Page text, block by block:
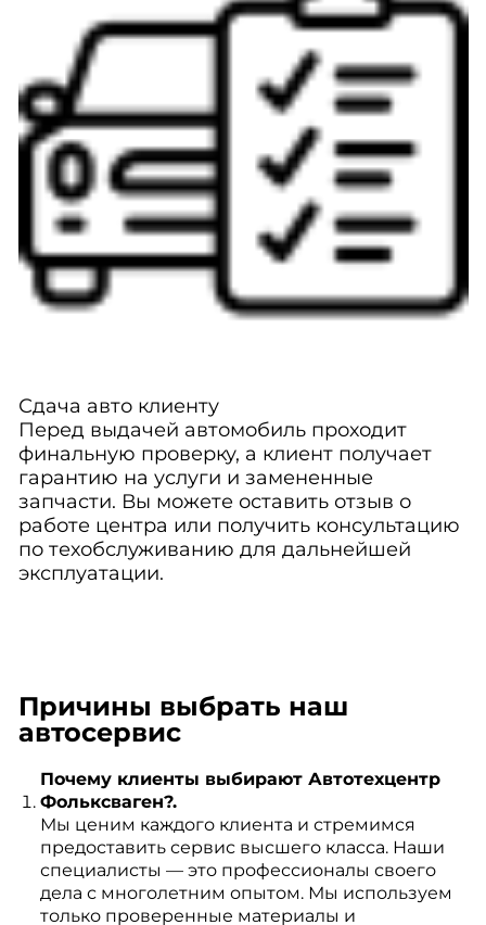
Сдача авто клиенту
Перед выдачей автомобиль проходит
финальную проверку, а клиент получает
гарантию на услуги и замененные
запчасти. Вы можете оставить отзыв о
работе центра или получить консультацию
по техобслуживанию для дальнейшей
эксплуатации.
Причины выбрать наш
автосервис
Почему клиенты выбирают Автотехцентр
Фольксваген?.
Мы ценим каждого клиента и стремимся
предоставить сервис высшего класса. Наши
специалисты — это профессионалы своего
дела с многолетним опытом. Мы используем
только проверенные материалы и